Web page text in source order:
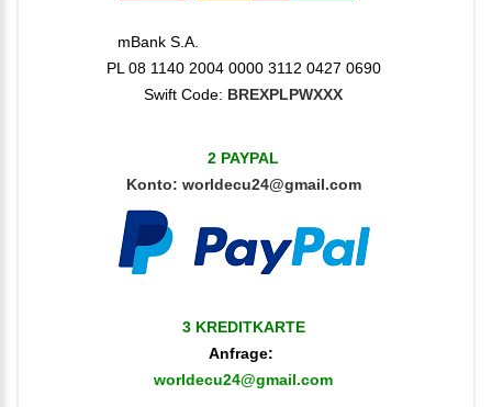
mBank S.A.
PL 08 1140 2004 0000 3112 0427 0690
Swift Code: BREXPLPWXXX
2 PAYPAL
Konto: worldecu24@gmail.com
3 KREDITKARTE
Anfrage:
worldecu24@gmail.com